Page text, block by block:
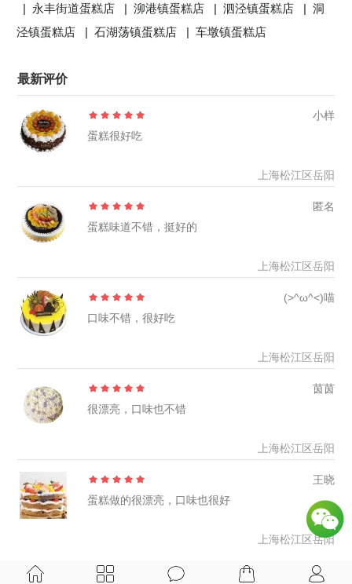
| 永丰街道蛋糕店 |泖港镇蛋糕店 |泗泾镇蛋糕店 |洞
泾镇蛋糕店 |石湖荡镇蛋糕店 |车墩镇蛋糕店
最新评价
小样
蛋糕很好吃
上海松江区岳阳
匿名
蛋糕味道不错，挺好的
上海松江区岳阳
(>^ω^<)喵
口味不错，很好吃
上海松江区岳阳
茵茵
很漂亮，口味也不错
上海松江区岳阳
王晓
蛋糕做的很漂亮，口味也很好
上海松江区岳阳